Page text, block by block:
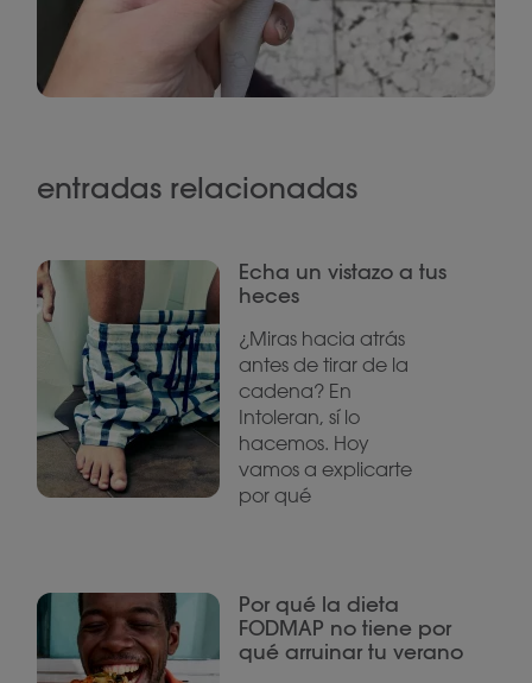
entradas relacionadas
Echa un vistazo a tus
heces
¿Miras hacia atrás
antes de tirar de la
cadena? En
Intoleran, sí lo
hacemos. Hoy
vamos a explicarte
por qué
Por qué la dieta
FODMAP no tiene por
qué arruinar tu verano